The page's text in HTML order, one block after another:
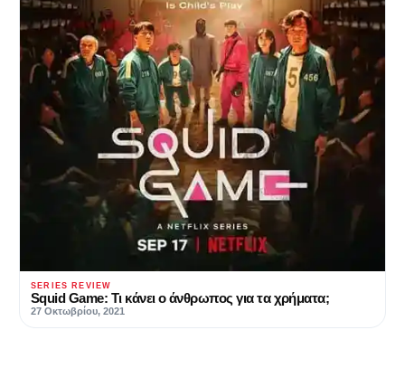
SERIES REVIEW
Squid Game: Τι κάνει ο άνθρωπος για τα χρήματα;
27 Οκτωβρίου, 2021